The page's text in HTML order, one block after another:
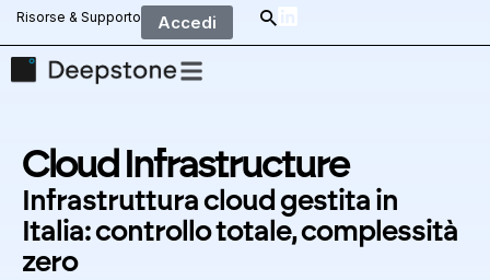
Risorse & Supporto Accedi
Cloud Infrastructure
Infrastruttura cloud gestita in
Italia: controllo totale, complessità
zero